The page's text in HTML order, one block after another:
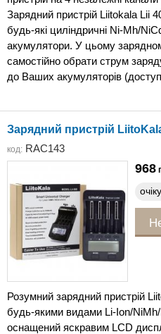
Зарядний пристрій Liitokala Lii
будь-які циліндричні Ni-Mh/
акумулятори. У цьому
самостійно обрати струм
до Ваших акумуляторів
Зарядний пристрій
код: RAC143
968
Розумний зарядний пристрій
будь-якими видами Li-Ion/NiMh/
оснащений яскравим LCD